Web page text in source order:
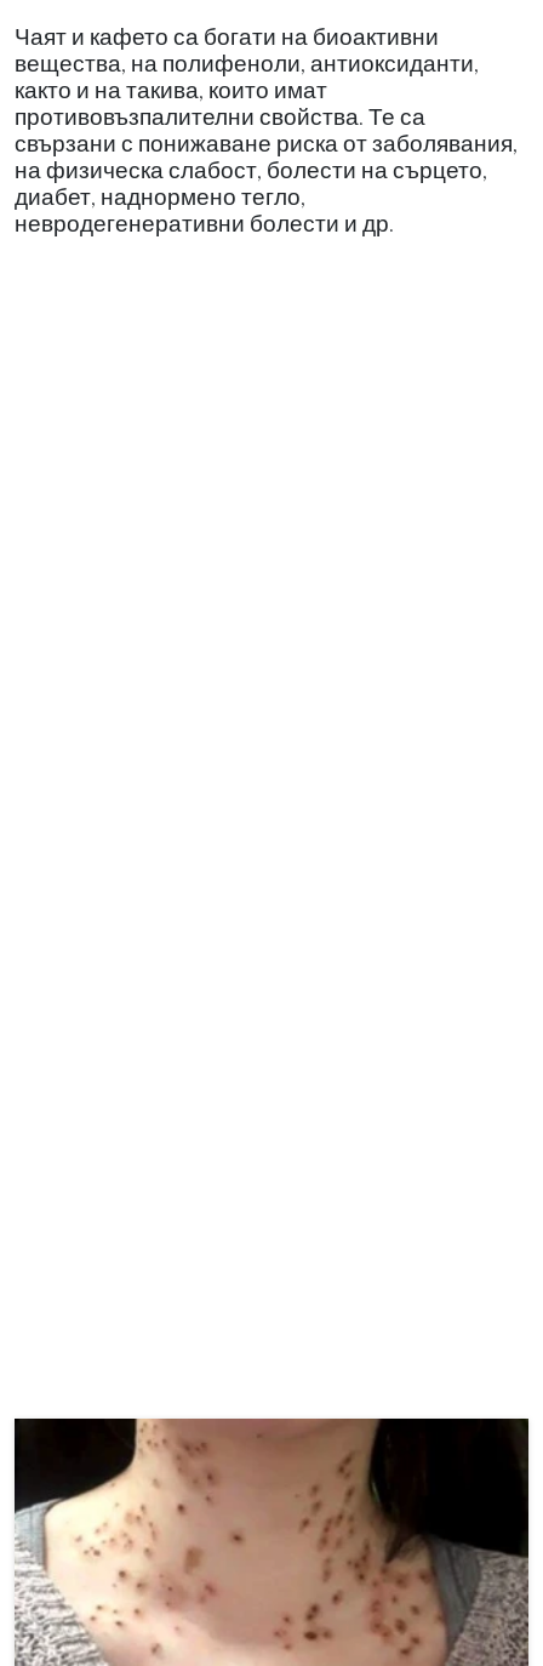
Чаят и кафето са богати на биоактивни
вещества, на полифеноли, антиоксиданти,
както и на такива, които имат
противовъзпалителни свойства. Те са
свързани с понижаване риска от заболявания,
на физическа слабост, болести на сърцето,
диабет, наднормено тегло,
невродегенеративни болести и др.